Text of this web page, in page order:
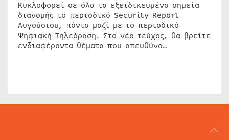
Κυκλοφορεί σε όλα τα εξειδικευμένα σημεία
διανομής το περιοδικό Security Report
Αυγούστου, πάντα μαζί με το περιοδικό
Ψηφιακή Τηλεόραση. Στο νέο τεύχος, θα βρείτε
ενδιαφέροντα θέματα που απευθύνο…